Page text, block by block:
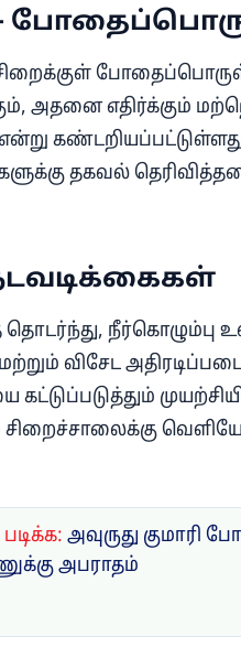
அதனை எதிர்க்கும்
தகவல்
நீர்கொழும்பு
விசேட
அவுருது குமாரி
அபராதம்